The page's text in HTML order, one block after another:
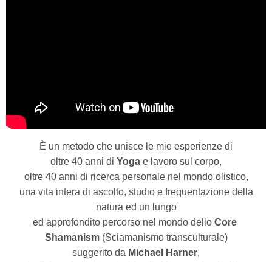
È un metodo che unisce le mie esperienze di
oltre 40 anni di Yoga e lavoro sul corpo,
oltre 40 anni di ricerca personale nel mondo olistico,
una vita intera di ascolto, studio e frequentazione della
natura ed un lungo
ed approfondito percorso nel mondo dello Core
Shamanism (Sciamanismo transculturale)
suggerito da Michael Harner,